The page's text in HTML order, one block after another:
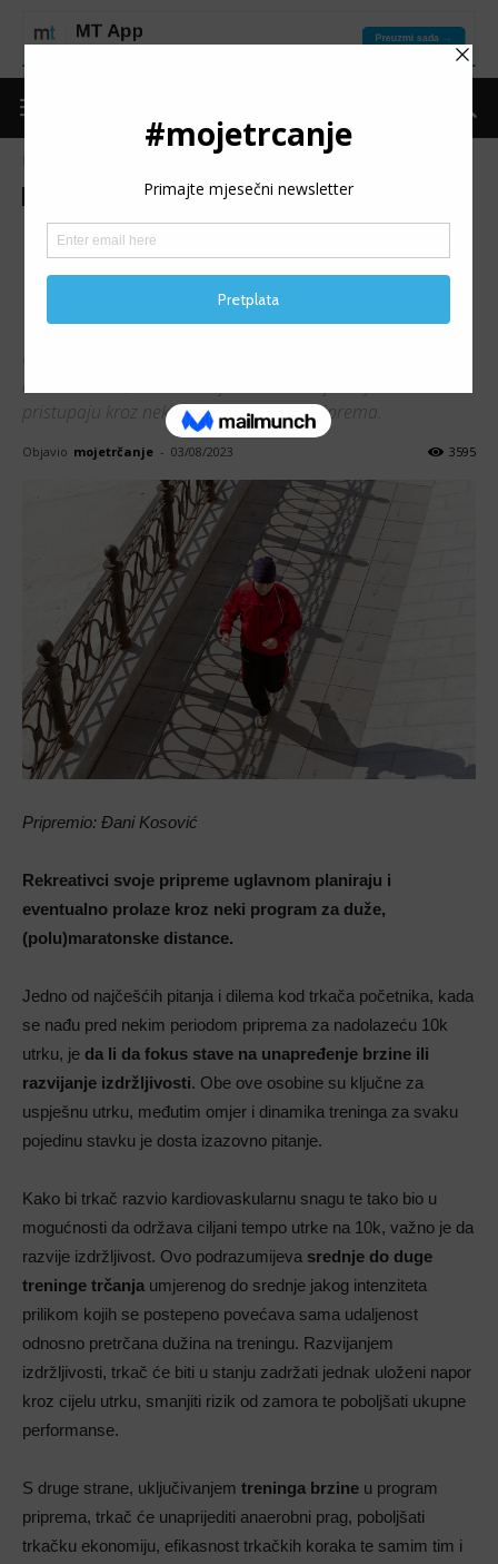
Izdvojeno Put do forme Trening
BRZINA ILI IZDRŽLJIVOST:
Na šta se fokusirati za
uspješnu 10k utrku?
rekreativcima, međutim rijetki su oni koji ovoj utrci
pristupaju kroz neki struktuiran plan priprema.
Objavio mojetrčanje - 03/08/2023 3595
Pripremio: Đani Kosović
Rekreativci svoje pripreme uglavnom planiraju i
eventualno prolaze kroz neki program za duže,
(polu)maratonske distance.
Jedno od najčešćih pitanja i dilema kod trkača početnika, kada
se nađu pred nekim periodom priprema za nadolazeću 10k
utrku, je da li da fokus stave na unapređenje brzine ili
razvijanje izdržljivosti. Obe ove osobine su ključne za
uspješnu utrku, međutim omjer i dinamika treninga za svaku
pojedinu stavku je dosta izazovno pitanje.
Kako bi trkač razvio kardiovaskularnu snagu te tako bio u
mogućnosti da održava ciljani tempo utrke na 10k, važno je da
razvije izdržljivost. Ovo podrazumijeva srednje do duge
treninge trčanja umjerenog do srednje jakog intenziteta
prilikom kojih se postepeno povećava sama udaljenost
odnosno pretrčana dužina na treningu. Razvijanjem
izdržljivosti, trkač će biti u stanju zadržati jednak uloženi napor
kroz cijelu utrku, smanjiti rizik od zamora te poboljšati ukupne
performanse.
S druge strane, uključivanjem treninga brzine u program
priprema, trkač će unaprijediti anaerobni prag, poboljšati
trkačku ekonomiju, efikasnost trkačkih koraka te samim tim i